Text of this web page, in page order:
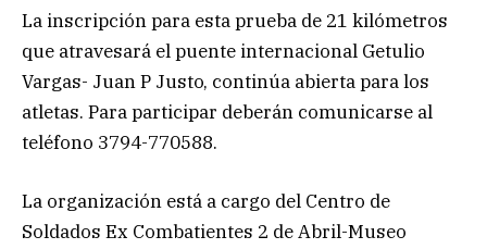
La inscripción para esta prueba de 21 kilómetros
que atravesará el puente internacional Getulio
Vargas- Juan P Justo, continúa abierta para los
atletas. Para participar deberán comunicarse al
teléfono 3794-770588.
La organización está a cargo del Centro de
Soldados Ex Combatientes 2 de Abril-Museo